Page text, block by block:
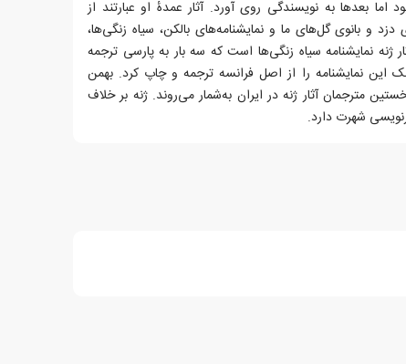
اما بعدها به نویسندگی روی آورد. آثار عمدهٔ او عبارتند از
و بانوی گل‌های ما و نمایشنامه‌های بالکن، سیاه زنگی‌ها،
ژنه نمایشنامه سیاه زنگی‌ها است که سه بار به پارسی ترجمه
این نمایشنامه را از اصل فرانسه ترجمه و چاپ کرد. بهمن
مترجمان آثار ژنه در ایران به‌شمار می‌روند. ژنه بر خلاف
شهرت دارد.